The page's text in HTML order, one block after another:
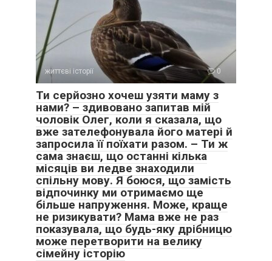
життєві історії 0
Ти серйозно хочеш узяти маму з
нами? – здивовано запитав мій
чоловік Олег, коли я сказала, що
вже зателефонувала його матері й
запросила її поїхати разом. – Ти ж
сама знаєш, що останні кілька
місяців ви ледве знаходили
спільну мову. Я боюся, що замість
відпочинку ми отримаємо ще
більше напруження. Може, краще
не ризикувати? Мама вже не раз
показувала, що будь-яку дрібницю
може перетворити на велику
сімейну історію